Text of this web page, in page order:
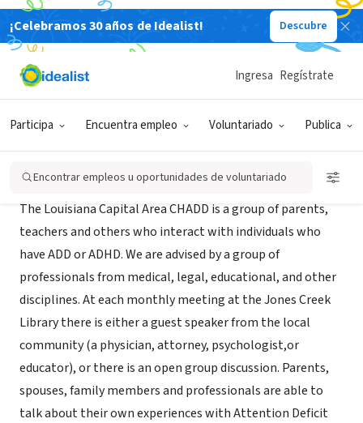
¡Celebramos 30 años de Idealist! Descubre
Participa Encuentra empleo Voluntariado Publica
Ingresa Regístrate
Encontrar empleos u oportunidades de voluntariado
ORGANIZACIÓN SIN FIN DE LUCRO
Louisiana Capital Area CHADD
The Louisiana Capital Area CHADD is a group of parents,
teachers and others who interact with individuals who
have ADD or ADHD. We are advised by a group of
professionals from medical, legal, educational, and other
disciplines. At each monthly meeting at the Jones Creek
Library there is either a guest speaker from the local
community (a physician, attorney, psychologist,or
educator), or there is an open group discussion. Parents,
spouses, family members and professionals are able to
talk about their own experiences with Attention Deficit